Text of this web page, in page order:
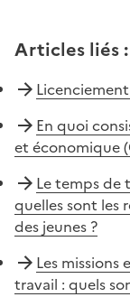
Articles liés :
En quoi
et économique
Le temps de
quelles sont les
des jeunes ?
Les missions
travail : quels